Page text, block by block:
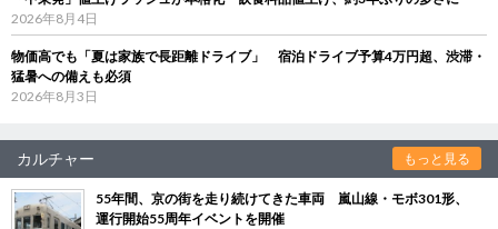
2026年8月4日
物価高でも「夏は家族で長距離ドライブ」 宿泊ドライブ予算4万円超、渋滞・
猛暑への備えも必須
2026年8月3日
カルチャー もっと見る
55年間、京の街を走り続けてきた車両 嵐山線・モボ301形、
運行開始55周年イベントを開催